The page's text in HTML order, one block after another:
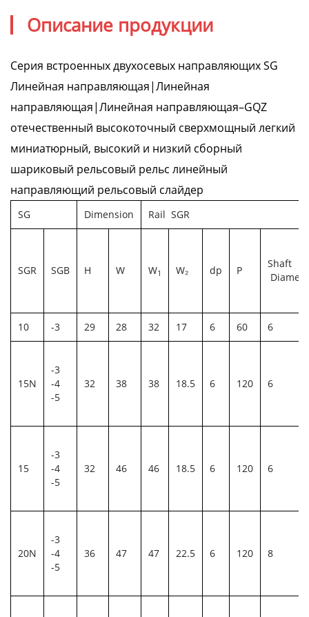
Описание продукции
Серия встроенных двухосевых направляющих SG
Линейная направляющая|Линейная
направляющая|Линейная направляющая–GQZ
отечественный высокоточный сверхмощный легкий
миниатюрный, высокий и низкий сборный
шариковый рельсовый рельс линейный
направляющий рельсовый слайдер
SG Dimension Rail SGR
SGR SGB H W W1 W₂ dp P
Shaft
10 -3 29 28 32 17 6 60 6
15N
-3
-4
-5
32 38 38 18.5 6 120 6
15
-3
-4
-5
32 46 46 18.5 6 120 6
20N
-3
-4
-5
36 47 47 22.5 6 120 8